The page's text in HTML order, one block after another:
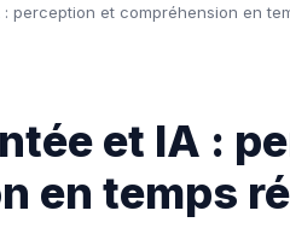
: perception et compréhension en
et IA :
en temps